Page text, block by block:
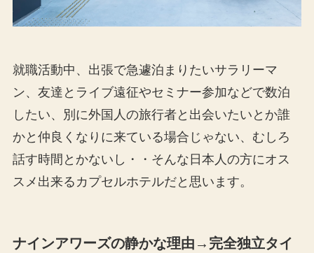
就職活動中、出張で急遽泊まりたいサラリーマ
ン、友達とライブ遠征やセミナー参加などで数泊
したい、別に外国人の旅行者と出会いたいとか誰
かと仲良くなりに来ている場合じゃない、むしろ
話す時間とかないし・・そんな日本人の方にオス
スメ出来るカプセルホテルだと思います。
ナインアワーズの静かな理由→完全独立タイ